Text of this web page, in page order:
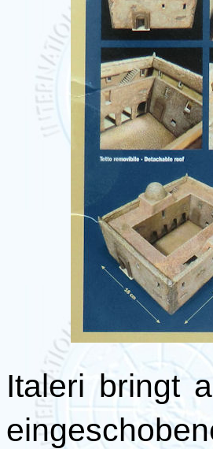
Italeri bringt